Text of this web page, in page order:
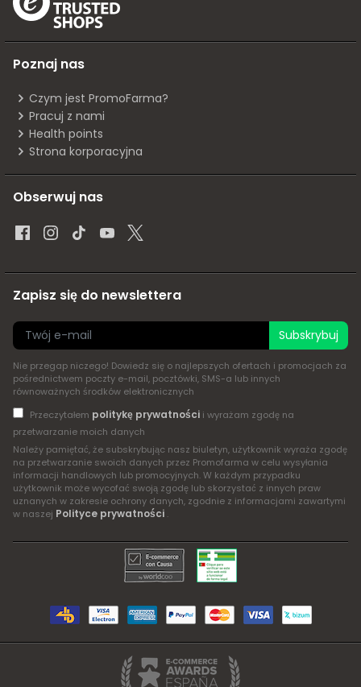
Poznaj nas
Czym jest PromoFarma?
Pracuj z nami
Health points
Strona korporacyjna
Obserwuj nas
Zapisz się do newslettera
Subskrybuj
Nie przegap niczego! Dowiedz się o najlepszych ofertach i promocjach za
pośrednictwem poczty e-mail, pocztówki, SMS-a lub innych
równoważnych środków elektronicznych
Przeczytałem politykę prywatnościi wyrażam zgodę na
przetwarzanie moich danych
Należy pamiętać, że subskrybując nasz biuletyn, użytkownik wyraża zgodę
na przetwarzanie swoich danych przez Promofarma w celu wysyłania
informacji handlowych lub promocyjnych. W każdym przypadku
użytkownik może wycofać swoją zgodę lub skorzystać z innych praw
uznanych w zakresie ochrony danych, zgodnie z informacjami zawartymi
w naszej Polityce prywatności .